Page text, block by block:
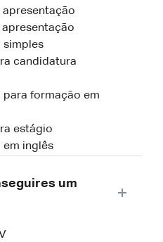
apresentação
simples
candidatura
formação em
estágio
em inglês
um